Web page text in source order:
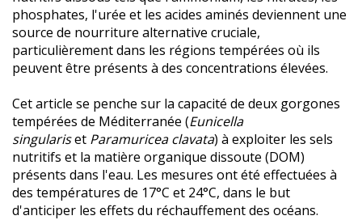
phosphates, l'urée et les acides aminés deviennent une
source de nourriture alternative cruciale,
particulièrement dans les régions tempérées où ils
peuvent être présents à des concentrations élevées.
Cet article se penche sur la capacité de deux gorgones
tempérées de Méditerranée (Eunicella
singulariset Paramuricea clavata) à exploiter les sels
nutritifs et la matière organique dissoute (DOM)
présents dans l'eau. Les mesures ont été effectuées à
des températures de 17°C et 24°C, dans le but
d'anticiper les effets du réchauffement des océans.